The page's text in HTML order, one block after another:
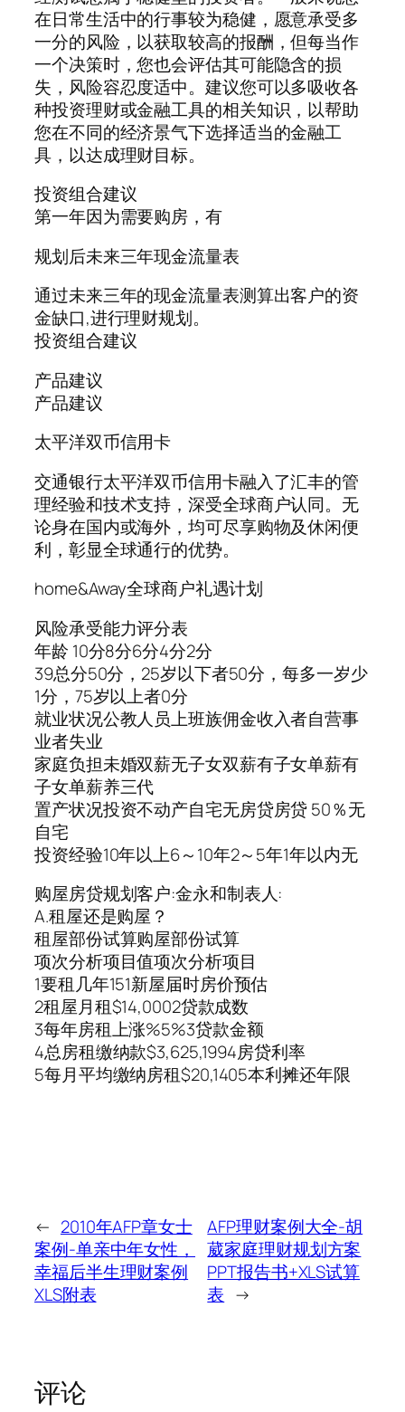
在日常生活中的行事较为稳健，愿意承受多
一分的风险，以获取较高的报酬，但每当作
一个决策时，您也会评估其可能隐含的损
失，风险容忍度适中。建议您可以多吸收各
种投资理财或金融工具的相关知识，以帮助
您在不同的经济景气下选择适当的金融工
具，以达成理财目标。
投资组合建议
第一年因为需要购房，有
规划后未来三年现金流量表
通过未来三年的现金流量表测算出客户的资
金缺口,进行理财规划。
投资组合建议
产品建议
产品建议
太平洋双币信用卡
交通银行太平洋双币信用卡融入了汇丰的管
理经验和技术支持，深受全球商户认同。无
论身在国内或海外，均可尽享购物及休闲便
利，彰显全球通行的优势。
home&Away全球商户礼遇计划
风险承受能力评分表
年龄 10分8分6分4分2分
39总分50分，25岁以下者50分，每多一岁少
1分，75岁以上者0分
就业状况公教人员上班族佣金收入者自营事
业者失业
家庭负担未婚双薪无子女双薪有子女单薪有
子女单薪养三代
置产状况投资不动产自宅无房贷房贷 50％无
自宅
投资经验10年以上6～10年2～5年1年以内无
购屋房贷规划客户:金永和制表人:
A.租屋还是购屋？
租屋部份试算购屋部份试算
项次分析项目值项次分析项目
1要租几年151新屋届时房价预估
2租屋月租$14,0002贷款成数
3每年房租上涨%5%3贷款金额
4总房租缴纳款$3,625,1994房贷利率
5每月平均缴纳房租$20,1405本利摊还年限
← 2010年AFP章女士
案例-单亲中年女性，
幸福后半生理财案例
XLS附表
AFP理财案例大全-胡
葳家庭理财规划方案
PPT报告书+XLS试算
表 →
评论